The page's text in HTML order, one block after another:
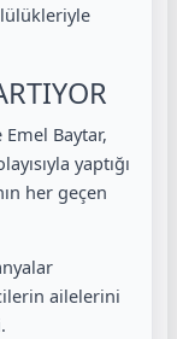
Emel Baytar,
yaptığı
her geçen
ailelerini